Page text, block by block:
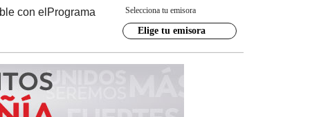
con el Programa Selecciona tu emisora
Elige tu emisora